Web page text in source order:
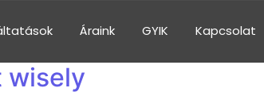
Áraink GYIK Kapcsolat
wisely